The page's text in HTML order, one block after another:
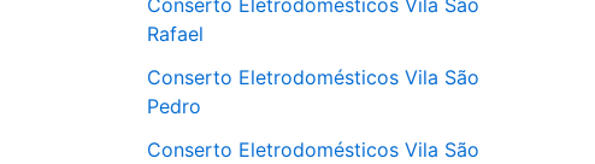
Rafael
Conserto Eletrodomésticos Vila São
Pedro
Conserto Eletrodomésticos Vila São